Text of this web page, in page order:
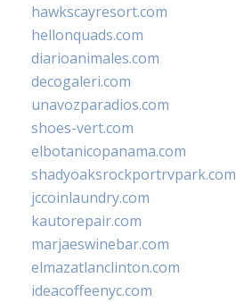
hawkscayresort.com
hellonquads.com
diarioanimales.com
decogaleri.com
unavozparadios.com
shoes-vert.com
elbotanicopanama.com
shadyoaksrockportrvpark.com
jccoinlaundry.com
kautorepair.com
marjaeswinebar.com
elmazatlanclinton.com
ideacoffeenyc.com